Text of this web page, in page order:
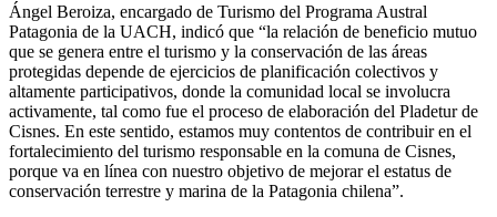
Ángel Beroiza, encargado de Turismo del Programa Austral
Patagonia de la UACH, indicó que “la relación de beneficio mutuo
que se genera entre el turismo y la conservación de las áreas
protegidas depende de ejercicios de planificación colectivos y
altamente participativos, donde la comunidad local se involucra
activamente, tal como fue el proceso de elaboración del Pladetur de
Cisnes. En este sentido, estamos muy contentos de contribuir en el
fortalecimiento del turismo responsable en la comuna de Cisnes,
porque va en línea con nuestro objetivo de mejorar el estatus de
conservación terrestre y marina de la Patagonia chilena”.